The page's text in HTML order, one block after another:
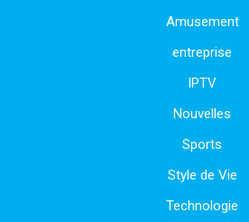
Amusement
entreprise
IPTV
Nouvelles
Sports
Style de Vie
Technologie